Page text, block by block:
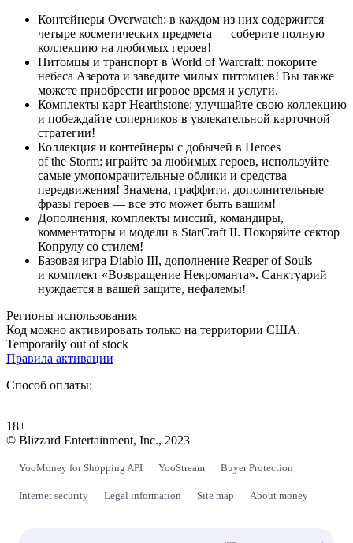
Контейнеры Overwatch: в каждом из них содержится
четыре косметических предмета — соберите полную
коллекцию на любимых героев!
Питомцы и транспорт в World of Warcraft: покорите
небеса Азерота и заведите милых питомцев! Вы также
можете приобрести игровое время и услуги.
Комплекты карт Hearthstone: улучшайте свою коллекцию
и побеждайте соперников в увлекательной карточной
стратегии!
Коллекция и контейнеры с добычей в Heroes
of the Storm: играйте за любимых героев, используйте
самые умопомрачительные облики и средства
передвижения! Знамена, граффити, дополнительные
фразы героев — все это может быть вашим!
Дополнения, комплекты миссий, командиры,
комментаторы и модели в StarCraft II. Покоряйте сектор
Копрулу со стилем!
Базовая игра Diablo III, дополнение Reaper of Souls
и комплект «Возвращение Некроманта». Санктуарий
нуждается в вашей защите, нефалемы!
Регионы использования
Код можно активировать только на территории США.
Temporarily out of stock
Правила активации
Способ оплаты:
18+
© Blizzard Entertainment, Inc., 2023
YooMoney for Shopping API YooStream Buyer Protection
Internet security Legal information Site map About money